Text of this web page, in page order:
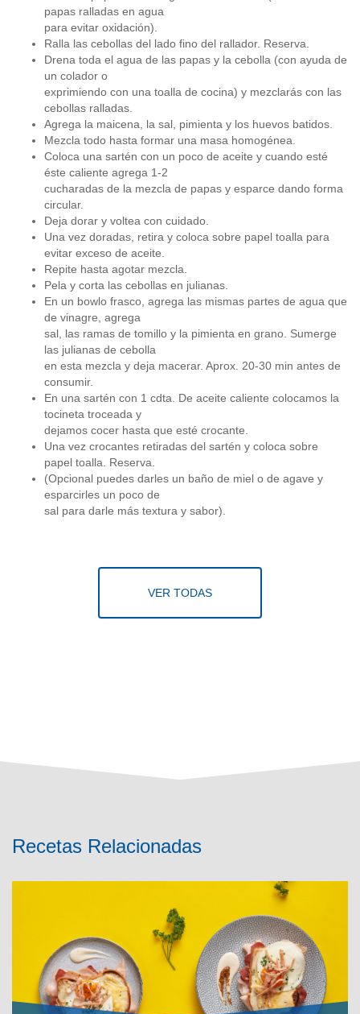
papas ralladas en agua
para evitar oxidación).
Ralla las cebollas del lado fino del rallador. Reserva.
Drena toda el agua de las papas y la cebolla (con ayuda de
un colador o
exprimiendo con una toalla de cocina) y mezclarás con las
cebollas ralladas.
Agrega la maicena, la sal, pimienta y los huevos batidos.
Mezcla todo hasta formar una masa homogénea.
Coloca una sartén con un poco de aceite y cuando esté
éste caliente agrega 1-2
cucharadas de la mezcla de papas y esparce dando forma
circular.
Deja dorar y voltea con cuidado.
Una vez doradas, retira y coloca sobre papel toalla para
evitar exceso de aceite.
Repite hasta agotar mezcla.
Pela y corta las cebollas en julianas.
En un bowlo frasco, agrega las mismas partes de agua que
de vinagre, agrega
sal, las ramas de tomillo y la pimienta en grano. Sumerge
las julianas de cebolla
en esta mezcla y deja macerar. Aprox. 20-30 min antes de
consumir.
En una sartén con 1 cdta. De aceite caliente colocamos la
tocineta troceada y
dejamos cocer hasta que esté crocante.
Una vez crocantes retiradas del sartén y coloca sobre
papel toalla. Reserva.
(Opcional puedes darles un baño de miel o de agave y
esparcirles un poco de
sal para darle más textura y sabor).
VER TODAS
Recetas Relacionadas